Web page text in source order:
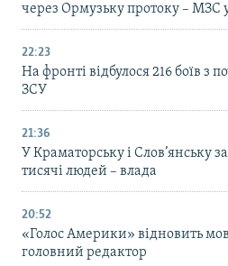
через Ормузьку протоку – МЗС
22:23
На фронті відбулося 216 боїв з
ЗСУ
21:36
У Краматорську і Слов’янську
тисячі людей – влада
20:52
«Голос Америки» відновить
головний редактор